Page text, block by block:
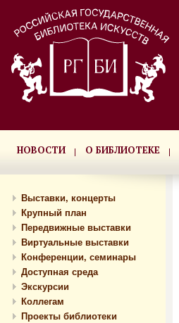
НОВОСТИ О БИБЛИОТЕКЕ
Выставки, концерты
Крупный план
Передвижные выставки
Виртуальные выставки
Конференции, семинары
Доступная среда
Экскурсии
Коллегам
Проекты библиотеки